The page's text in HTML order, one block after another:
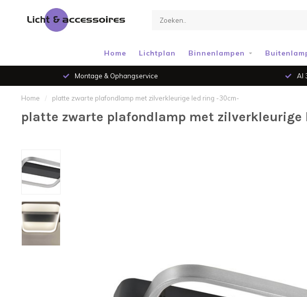
Home Lichtplan Binnenlampen
Montage & Ophangservice Al
Home / platte zwarte plafondlamp met zilverkleurige led ring -30cm-
platte zwarte plafondlamp met zilverkleurige